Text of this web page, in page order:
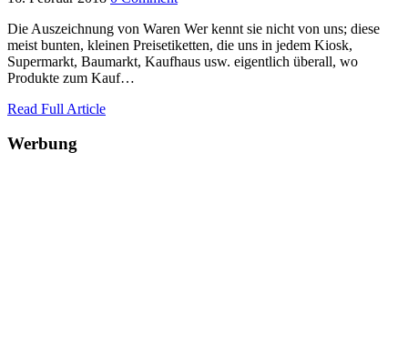
Die Auszeichnung von Waren Wer kennt sie nicht von uns; diese
meist bunten, kleinen Preisetiketten, die uns in jedem Kiosk,
Supermarkt, Baumarkt, Kaufhaus usw. eigentlich überall, wo
Produkte zum Kauf…
Read Full Article
Werbung